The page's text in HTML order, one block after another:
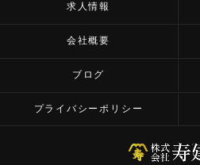
求人情報
会社概要
ブログ
プライバシーポリシー